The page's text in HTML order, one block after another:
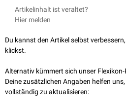
Zentralvenöser Druck (ZVD)
Zentralvenöser Katheter
Artikelinhalt ist veraltet?
Hier melden
Du kannst den Artikel selbst
klickst.
Alternativ kümmert sich unser
Deine zusätzlichen Angaben helfen
vollständig zu aktualisieren: